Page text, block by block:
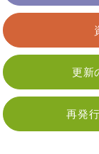
更新
再発